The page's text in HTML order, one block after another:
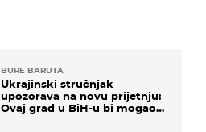
BURE BARUTA
Ukrajinski stručnjak
upozorava na novu prijetnju:
Ovaj grad u BiH-u bi mogao